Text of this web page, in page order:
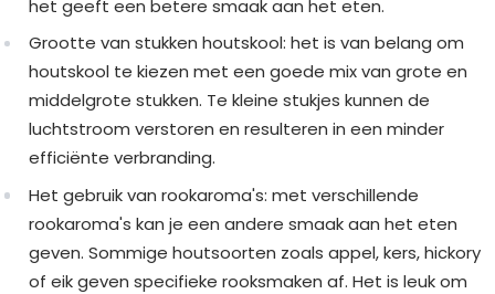
het geeft een betere smaak aan het eten.
Grootte van stukken houtskool: het is van belang om
houtskool te kiezen met een goede mix van grote en
middelgrote stukken. Te kleine stukjes kunnen de
luchtstroom verstoren en resulteren in een minder
efficiënte verbranding.
Het gebruik van rookaroma's: met verschillende
rookaroma's kan je een andere smaak aan het eten
geven. Sommige houtsoorten zoals appel, kers, hickory
of eik geven specifieke rooksmaken af. Het is leuk om